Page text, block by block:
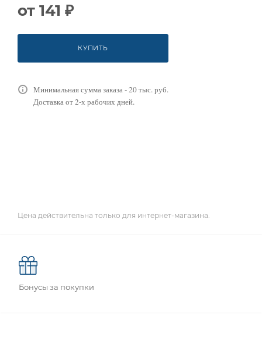
от 141 ₽
КУПИТЬ
Минимальная сумма заказа - 20 тыс. руб.
Доставка от 2-х рабочих дней.
Цена действительна только для интернет-магазина.
Бонусы за покупки